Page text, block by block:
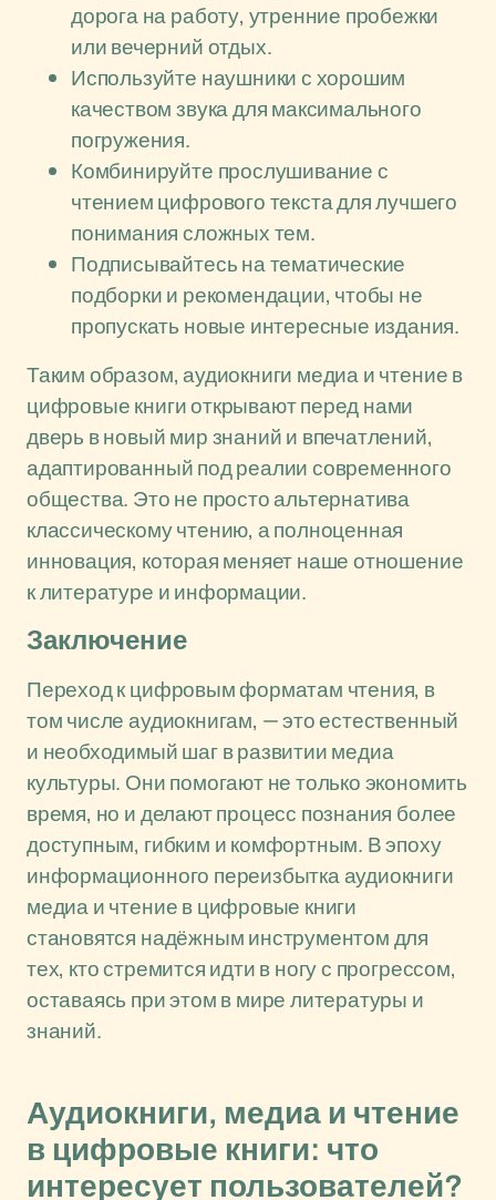
дорога на работу, утренние пробежки
или вечерний отдых.
Используйте наушники с хорошим
качеством звука для максимального
погружения.
Комбинируйте прослушивание с
чтением цифрового текста для лучшего
понимания сложных тем.
Подписывайтесь на тематические
подборки и рекомендации, чтобы не
пропускать новые интересные издания.
Таким образом, аудиокниги медиа и чтение в
цифровые книги открывают перед нами
дверь в новый мир знаний и впечатлений,
адаптированный под реалии современного
общества. Это не просто альтернатива
классическому чтению, а полноценная
инновация, которая меняет наше отношение
к литературе и информации.
Заключение
Переход к цифровым форматам чтения, в
том числе аудиокнигам, — это естественный
и необходимый шаг в развитии медиа
культуры. Они помогают не только экономить
время, но и делают процесс познания более
доступным, гибким и комфортным. В эпоху
информационного переизбытка аудиокниги
медиа и чтение в цифровые книги
становятся надёжным инструментом для
тех, кто стремится идти в ногу с прогрессом,
оставаясь при этом в мире литературы и
знаний.
Аудиокниги, медиа и чтение
в цифровые книги: что
интересует пользователей?